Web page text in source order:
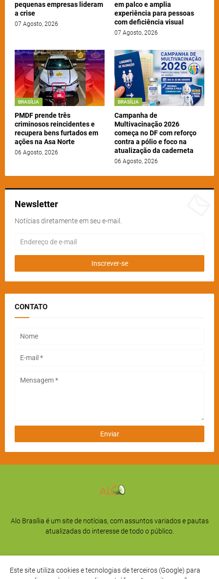
pequenas empresas lideram
a crise
07 Agosto, 2026
em palco e amplia
experiência para pessoas
com deficiência visual
07 Agosto, 2026
BRASÍLIA
PMDF prende três
criminosos reincidentes e
recupera bens furtados em
ações na Asa Norte
06 Agosto, 2026
BRASÍLIA
Campanha de
Multivacinação 2026
começa no DF com reforço
contra a pólio e foco na
atualização da caderneta
06 Agosto, 2026
Newsletter
Notícias diretamente em seu e-mail.
CONTATO
Alo Brasília é um site de notícias, com assuntos variados e pautas
atualizadas do interesse de todo o público.
Este site utiliza cookies e tecnologias de terceiros (Google) para